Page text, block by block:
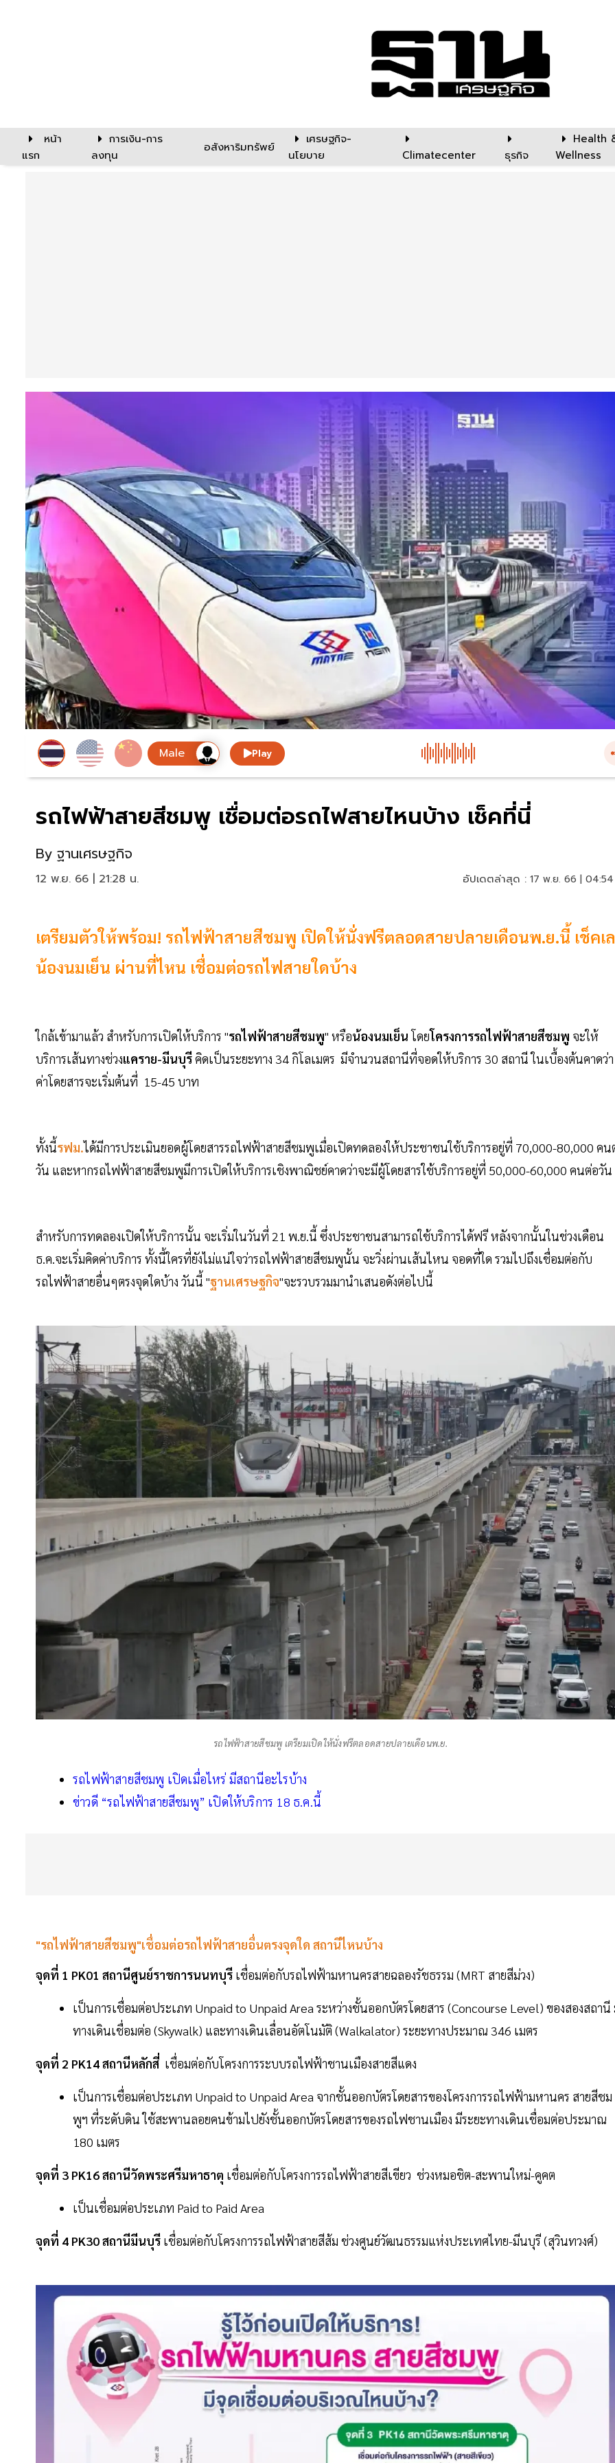
หน้า
แรก
การเงิน-การ
ลงทุน
อสังหาริมทรัพย์
เศรษฐกิจ-
นโยบาย
Climatecenter ธุรกิจ
Health
Wellness
Play
รถไฟฟ้าสายสีชมพู เชื่อมต่อรถไฟสายไหนบ้าง เช็คที่นี่
By ฐานเศรษฐกิจ
12 พ.ย. 66 | 21:28 น. อัปเดตล่าสุด : 17 พ.ย. 66 |
เตรียมตัวให้พร้อม! รถไฟฟ้าสายสีชมพู เปิดให้นั่งฟรีตลอดสายปลายเดือนพ.ย.นี้ เช็คเ
น้องนมเย็น ผ่านที่ไหน เชื่อมต่อรถไฟสายใดบ้าง
ใกล้เข้ามาแล้ว สำหรับการเปิดให้บริการ "รถไฟฟ้าสายสีชมพู" หรือน้องนมเย็นโดยโครงการรถไฟฟ้าสายสีชมพู จะให้
บริการเส้นทางช่วงแคราย-มีนบุรีคิดเป็นระยะทาง 34 กิโลเมตร มีจำนวนสถานีที่จอดให้บริการ 30 สถานี ในเบื้องต้นคาดว่า
ค่าโดยสารจะเริ่มต้นที่ 15-45 บาท
ทั้งนี้รฟม.ได้มีการประเมินยอดผู้โดยสารรถไฟฟ้าสายสีชมพูเมื่อเปิดทดลองให้ประชาชนใช้บริการอยู่ที่ 70,000-80,000 คน
วัน และหากรถไฟฟ้าสายสีชมพูมีการเปิดให้บริการเชิงพาณิชย์คาดว่าจะมีผู้โดยสารใช้บริการอยู่ที่ 50,000-60,000 คนต่อวัน
สำหรับการทดลองเปิดให้บริการนั้น จะเริ่มในวันที่ 21 พ.ย.นี้ ซึ่งประชาชนสามารถใช้บริการได้ฟรี หลังจากนั้นในช่วงเดือน
ธ.ค.จะเริ่มคิดค่าบริการ ทั้งนี้ใครที่ยังไม่แน่ใจว่ารถไฟฟ้าสายสีชมพูนั้น จะวิ่งผ่านเส้นไหน จอดที่ใด รวมไปถึงเชื่อมต่อกับ
รถไฟฟ้าสายอื่นๆตรงจุดใดบ้าง วันนี้ "ฐานเศรษฐกิจ"จะรวบรวมมานำเสนอดังต่อไปนี้
รถไฟฟ้าสายสีชมพู เตรียมเปิดให้นั่งฟรีตลอดสายปลายเดือนพ.ย.
รถไฟฟ้าสายสีชมพู เปิดเมื่อไหร่ มีสถานีอะไรบ้าง
ข่าวดี “รถไฟฟ้าสายสีชมพู” เปิดให้บริการ 18 ธ.ค.นี้
"รถไฟฟ้าสายสีชมพู"เชื่อมต่อรถไฟฟ้าสายอื่นตรงจุดใด สถานีไหนบ้าง
จุดที่ 1 PK01 สถานีศูนย์ราชการนนทบุรี เชื่อมต่อกับรถไฟฟ้ามหานครสายฉลองรัชธรรม (MRT สายสีม่วง)
เป็นการเชื่อมต่อประเภท Unpaid to Unpaid Area ระหว่างชั้นออกบัตรโดยสาร (Concourse Level) ของสองสถานี
ทางเดินเชื่อมต่อ (Skywalk) และทางเดินเลื่อนอัตโนมัติ (Walkalator) ระยะทางประมาณ 346 เมตร
จุดที่ 2 PK14 สถานีหลักสี่ เชื่อมต่อกับโครงการระบบรถไฟฟ้าชานเมืองสายสีแดง
เป็นการเชื่อมต่อประเภท Unpaid to Unpaid Area จากชั้นออกบัตรโดยสารของโครงการรถไฟฟ้ามหานคร สายสีชม
พูฯ ที่ระดับดิน ใช้สะพานลอยคนข้ามไปยังชั้นออกบัตรโดยสารของรถไฟชานเมือง มีระยะทางเดินเชื่อมต่อประมาณ
180 เมตร
จุดที่ 3 PK16 สถานีวัดพระศรีมหาธาตุ เชื่อมต่อกับโครงการรถไฟฟ้าสายสีเขียว ช่วงหมอชิต-สะพานใหม่-คูคต
เป็นเชื่อมต่อประเภท Paid to Paid Area
จุดที่ 4 PK30 สถานีมีนบุรี เชื่อมต่อกับโครงการรถไฟฟ้าสายสีส้ม ช่วงศูนย์วัฒนธรรมแห่งประเทศไทย-มีนบุรี (สุวินทวงศ์)